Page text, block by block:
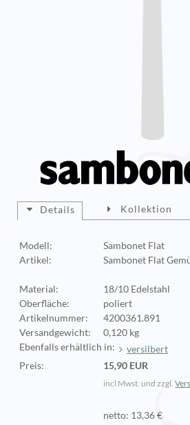
Details
Modell:
Sambonet Flat
Artikel:
Sambonet Flat
Material:
18/10 Edelstahl
Oberfläche:
poliert
Artikelnummer:
4200361.891
Versandgewicht:
0,120 kg
Ebenfalls erhältlich in:
versilbert
Kollektion
Preis: 15,90 EUR
incl Mwst. und zzgl.
netto: 13,36 €